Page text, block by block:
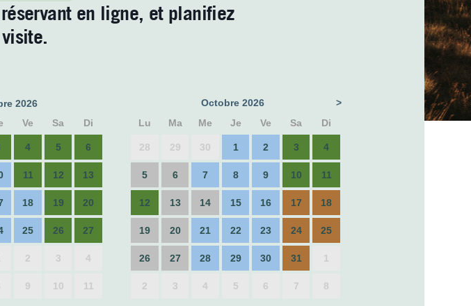
en ligne, et planifiez
2026
Ve Sa Di
4 5 6
11 12 13
18 19 20
25 26 27
2 3 4
9 10 11
Octobre 2026
>
Lu
Ma Me Je Ve Sa Di
28 29 30 1 2 3 4
5 6 7 8 9 10 11
12 13 14 15 16 17 18
19 20 21 22 23 24 25
26 27 28 29 30 31 1
2 3 4 5 6 7 8